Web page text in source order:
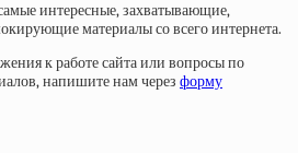
интересные, захватывающие,
материалы со всего интернета.
к работе сайта или вопросы по
напишите нам через форму